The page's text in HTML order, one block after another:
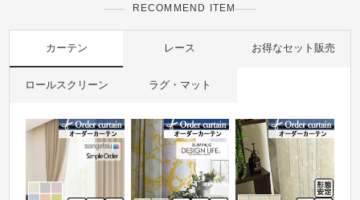
RECOMMEND ITEM
カーテン レース お得なセット販売
ロールスクリーン ラグ・マット